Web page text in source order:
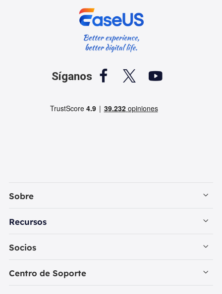
Síganos   
Sobre
Empresa
Política de Reembolso
Recursos
Recuperación de Datos PC
Socios
Revendedores
Centro de Soporte